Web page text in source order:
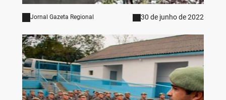
Jornal Gazeta Regional 30 de junho de 2022